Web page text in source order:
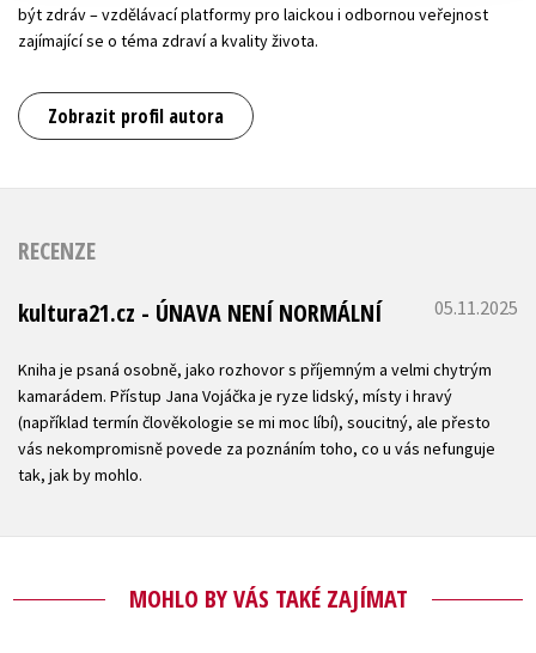
být zdráv – vzdělávací platformy pro laickou i odbornou veřejnost
zajímající se o téma zdraví a kvality života.
Zobrazit profil autora
RECENZE
kultura21.cz - ÚNAVA NENÍ NORMÁLNÍ
05.11.2025
Kniha je psaná osobně, jako rozhovor s příjemným a velmi chytrým
kamarádem. Přístup Jana Vojáčka je ryze lidský, místy i hravý
(například termín člověkologie se mi moc líbí), soucitný, ale přesto
vás nekompromisně povede za poznáním toho, co u vás nefunguje
tak, jak by mohlo.
MOHLO BY VÁS TAKÉ ZAJÍMAT